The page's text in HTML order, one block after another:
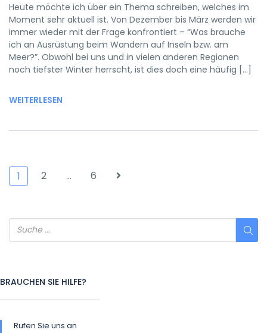
Heute möchte ich über ein Thema schreiben, welches im
Moment sehr aktuell ist. Von Dezember bis März werden wir
immer wieder mit der Frage konfrontiert – “Was brauche
ich an Ausrüstung beim Wandern auf Inseln bzw. am
Meer?”. Obwohl bei uns und in vielen anderen Regionen
noch tiefster Winter herrscht, ist dies doch eine häufig […]
WEITERLESEN
1 2 … 6
BRAUCHEN SIE HILFE?
Rufen Sie uns an